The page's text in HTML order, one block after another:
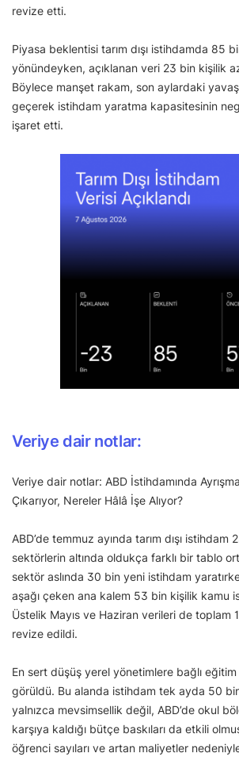
revize etti.
Piyasa beklentisi tarım dışı istihdamda 85
yönündeyken, açıklanan veri 23 bin kişilik
Böylece manşet rakam, son aylardaki
geçerek istihdam yaratma kapasitesinin
işaret etti.
Veriye dair notlar:
Veriye dair notlar: ABD İstihdamında
Çıkarıyor, Nereler Hâlâ İşe Alıyor?
ABD’de temmuz ayında tarım dışı istihdam
sektörlerin altında oldukça farklı bir tablo
sektör aslında 30 bin yeni istihdam
aşağı çeken ana kalem 53 bin kişilik kamu
Üstelik Mayıs ve Haziran verileri de toplam
revize edildi.
En sert düşüş yerel yönetimlere bağlı eğitim
görüldü. Bu alanda istihdam tek ayda 50
yalnızca mevsimsellik değil, ABD’de okul
karşıya kaldığı bütçe baskıları da etkili
öğrenci sayıları ve artan maliyetler